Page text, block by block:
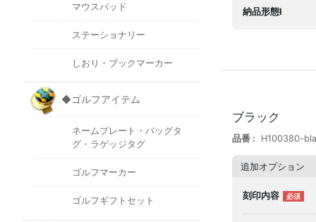
納品形態I
ブラック
品番 H100380-
追加オプション
刻印内容
マウスパッド
ステーショナリー
しおり・ブックマーカー
◆ゴルフアイテム
ネームプレート・バッグタ
グ・ラゲッジタグ
ゴルフマーカー
ゴルフギフトセット